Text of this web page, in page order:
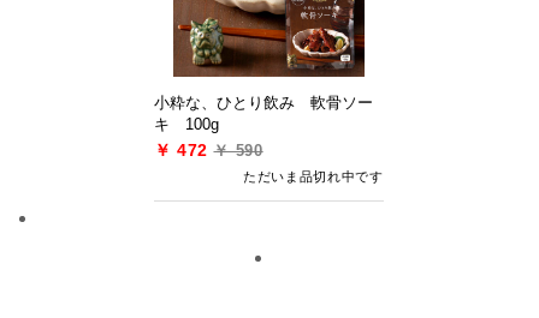
小粋な、ひとり飲み 軟骨ソー
キ 100g
￥ 472 ￥ 590
ただいま品切れ中です